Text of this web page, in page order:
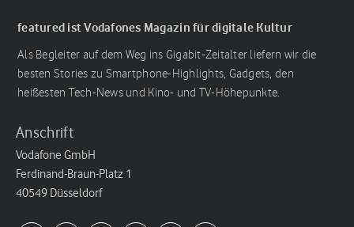
featured ist Vodafones Magazin für digitale Kultur
Als Begleiter auf dem Weg ins Gigabit-Zeitalter liefern wir die
besten Stories zu Smartphone-Highlights, Gadgets, den
heißesten Tech-News und Kino- und TV-Höhepunkte.
Anschrift
Vodafone GmbH
Ferdinand-Braun-Platz 1
40549 Düsseldorf